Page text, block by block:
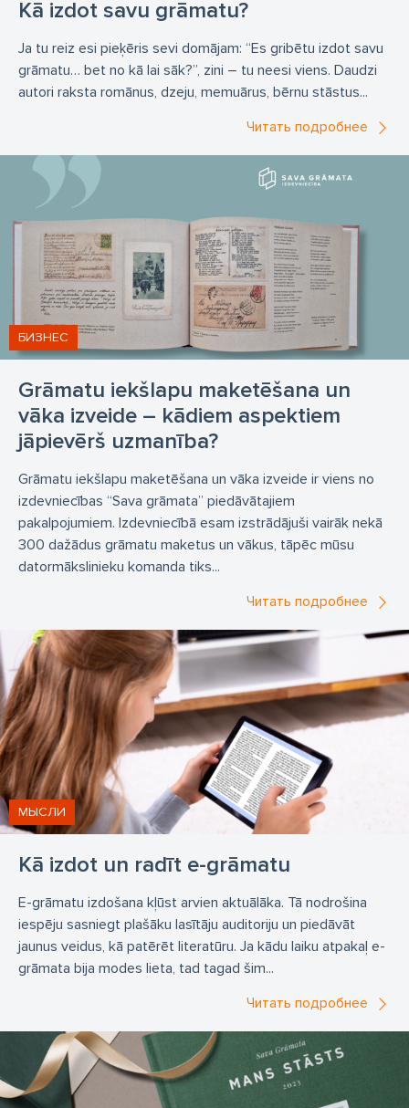
Исторические книги
Кулинарные книги
Учебная литература
Научная литература
книжная печать
цифровая печать
книжная печать в единственном экземпляре
книжная печать начиная с 1 экземпляра
Kā izdot savu grāmatu?
Ja tu reiz esi pieķēris sevi domājam: “Es gribētu izdot savu
grāmatu… bet no kā lai sāk?”, zini – tu neesi viens. Daudzi
autori raksta romānus, dzeju, memuārus, bērnu stāstus...
Читать подробнее
Grāmatu iekšlapu maketēšana un
vāka izveide – kādiem aspektiem
jāpievērš uzmanība?
БИЗНЕС
Grāmatu iekšlapu maketēšana un vāka izveide ir viens no
izdevniecības “Sava grāmata” piedāvātajiem
pakalpojumiem. Izdevniecībā esam izstrādājuši vairāk nekā
300 dažādus grāmatu maketus un vākus, tāpēc mūsu
datormākslinieku komanda tiks...
Читать подробнее
Kā izdot un radīt e-grāmatu
МЫСЛИ
E-grāmatu izdošana kļūst arvien aktuālāka. Tā nodrošina
iespēju sasniegt plašāku lasītāju auditoriju un piedāvāt
jaunus veidus, kā patērēt literatūru. Ja kādu laiku atpakaļ e-
grāmata bija modes lieta, tad tagad šim...
Читать подробнее